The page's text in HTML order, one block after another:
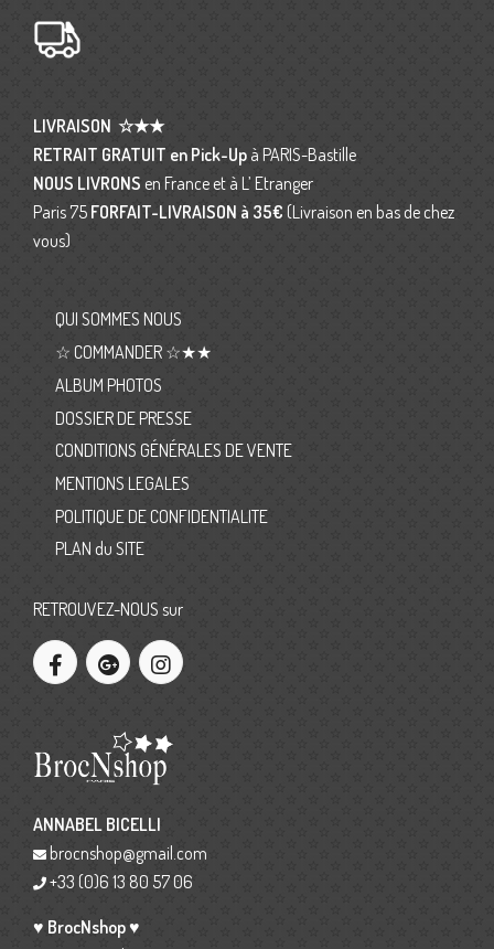
LIVRAISON ☆★★
RETRAIT GRATUIT en Pick-Up à PARIS-Bastille
NOUS LIVRONS en France et à L’ Etranger
Paris 75 FORFAIT-LIVRAISON à 35€ (Livraison en bas de chez
vous)
QUI SOMMES NOUS
☆ COMMANDER ☆★★
ALBUM PHOTOS
DOSSIER DE PRESSE
CONDITIONS GÉNÉRALES DE VENTE
MENTIONS LEGALES
POLITIQUE DE CONFIDENTIALITE
PLAN du SITE
RETROUVEZ-NOUS sur
ANNABEL BICELLI
brocnshop@gmail.com
+33 (0)6 13 80 57 06
♥ BrocNshop ♥